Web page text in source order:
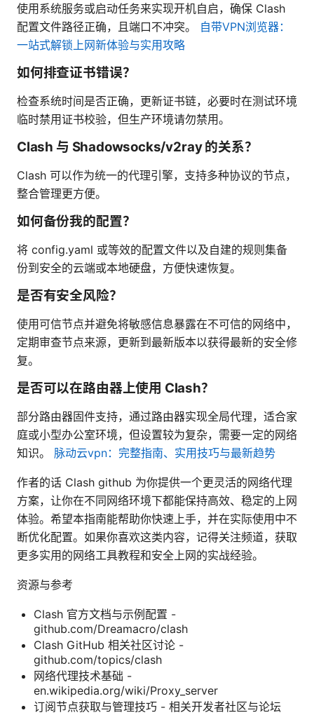
使用系统服务或启动任务来实现开机自启，确保 Clash
配置文件路径正确，且端口不冲突。 自带VPN浏览器：
一站式解锁上网新体验与实用攻略
如何排查证书错误？
检查系统时间是否正确，更新证书链，必要时在测试环境
临时禁用证书校验，但生产环境请勿禁用。
Clash 与 Shadowsocks/v2ray 的关系？
Clash 可以作为统一的代理引擎，支持多种协议的节点，
整合管理更方便。
如何备份我的配置？
将 config.yaml 或等效的配置文件以及自建的规则集备
份到安全的云端或本地硬盘，方便快速恢复。
是否有安全风险？
使用可信节点并避免将敏感信息暴露在不可信的网络中，
定期审查节点来源，更新到最新版本以获得最新的安全修
复。
是否可以在路由器上使用 Clash？
部分路由器固件支持，通过路由器实现全局代理，适合家
庭或小型办公室环境，但设置较为复杂，需要一定的网络
知识。 脉动云vpn：完整指南、实用技巧与最新趋势
作者的话 Clash github 为你提供一个更灵活的网络代理
方案，让你在不同网络环境下都能保持高效、稳定的上网
体验。希望本指南能帮助你快速上手，并在实际使用中不
断优化配置。如果你喜欢这类内容，记得关注频道，获取
更多实用的网络工具教程和安全上网的实战经验。
资源与参考
Clash 官方文档与示例配置 -
github.com/Dreamacro/clash
Clash GitHub 相关社区讨论 -
github.com/topics/clash
网络代理技术基础 -
en.wikipedia.org/wiki/Proxy_server
订阅节点获取与管理技巧 - 相关开发者社区与论坛